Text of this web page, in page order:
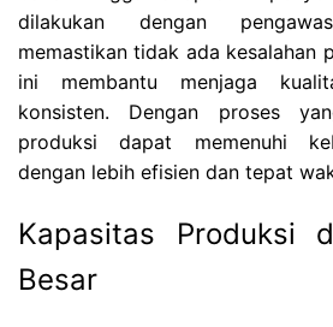
dilakukan dengan
memastikan tidak ada kesalahan
ini membantu menjaga
konsisten. Dengan proses
produksi dapat memenuhi
dengan lebih efisien dan tepat
Kapasitas Produksi
Besar